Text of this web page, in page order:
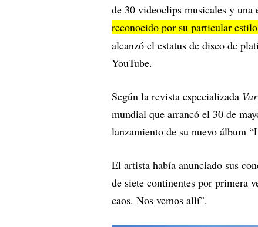
de 30 videoclips musicales y una
reconocido por su particular
alcanzó el estatus de disco de
YouTube.
Según la revista especializada
mundial que arrancó el 30 de
lanzamiento de su nuevo álbum
El artista había anunciado sus
de siete continentes por primera
caos. Nos vemos allí”.